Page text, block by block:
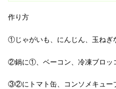
作り方
①じゃがいも、にんじん、玉ねぎ
②鍋に①、ベーコン、冷凍ブロッ
③②にトマト缶、コンソメキュー